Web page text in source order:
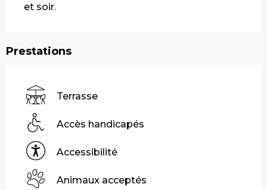
et soir.
Prestations
Terrasse
Accès handicapés
Accessibilité
Animaux acceptés